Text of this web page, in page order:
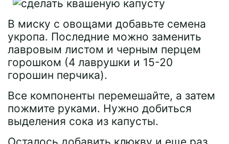
В миску с овощами добавьте семена
укропа. Последние можно заменить
лавровым листом и черным перцем
горошком (4 лаврушки и 15-20
горошин перчика).
Все компоненты перемешайте, а затем
пожмите руками. Нужно добиться
выделения сока из капусты.